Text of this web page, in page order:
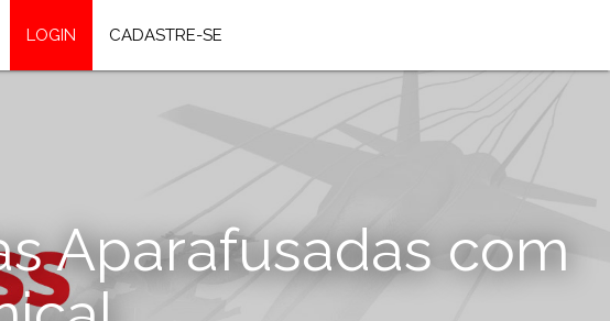
LOGIN CADASTRE-SE
Aparafusadas com